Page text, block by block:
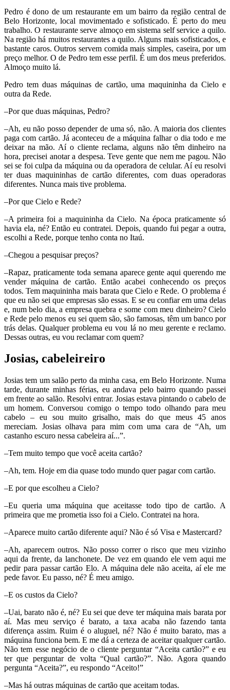
Pedro é dono de um restaurante em um bairro da região central de
Belo Horizonte, local movimentado e sofisticado. É perto do meu
trabalho. O restaurante serve almoço em sistema self service a quilo.
Na região há muitos restaurantes a quilo. Alguns mais sofisticados, e
bastante caros. Outros servem comida mais simples, caseira, por um
preço melhor. O de Pedro tem esse perfil. É um dos meus preferidos.
Almoço muito lá.
Pedro tem duas máquinas de cartão, uma maquininha da Cielo e
outra da Rede.
–Por que duas máquinas, Pedro?
–Ah, eu não posso depender de uma só, não. A maioria dos clientes
paga com cartão. Já aconteceu de a máquina falhar o dia todo e me
deixar na mão. Aí o cliente reclama, alguns não têm dinheiro na
hora, precisei anotar a despesa. Teve gente que nem me pagou. Não
sei se foi culpa da máquina ou da operadora de celular. Aí eu resolvi
ter duas maquininhas de cartão diferentes, com duas operadoras
diferentes. Nunca mais tive problema.
–Por que Cielo e Rede?
–A primeira foi a maquininha da Cielo. Na época praticamente só
havia ela, né? Então eu contratei. Depois, quando fui pegar a outra,
escolhi a Rede, porque tenho conta no Itaú.
–Chegou a pesquisar preços?
–Rapaz, praticamente toda semana aparece gente aqui querendo me
vender máquina de cartão. Então acabei conhecendo os preços
todos. Tem maquininha mais barata que Cielo e Rede. O problema é
que eu não sei que empresas são essas. E se eu confiar em uma delas
e, num belo dia, a empresa quebra e some com meu dinheiro? Cielo
e Rede pelo menos eu sei quem são, são famosas, têm um banco por
trás delas. Qualquer problema eu vou lá no meu gerente e reclamo.
Dessas outras, eu vou reclamar com quem?
Josias, cabeleireiro
Josias tem um salão perto da minha casa, em Belo Horizonte. Numa
tarde, durante minhas férias, eu andava pelo bairro quando passei
em frente ao salão. Resolvi entrar. Josias estava pintando o cabelo de
um homem. Conversou comigo o tempo todo olhando para meu
cabelo – eu sou muito grisalho, mais do que meus 45 anos
mereciam. Josias olhava para mim com uma cara de “Ah, um
castanho escuro nessa cabeleira aí...”.
–Tem muito tempo que você aceita cartão?
–Ah, tem. Hoje em dia quase todo mundo quer pagar com cartão.
–E por que escolheu a Cielo?
–Eu queria uma máquina que aceitasse todo tipo de cartão. A
primeira que me prometia isso foi a Cielo. Contratei na hora.
–Aparece muito cartão diferente aqui? Não é só Visa e Mastercard?
–Ah, aparecem outros. Não posso correr o risco que meu vizinho
aqui da frente, da lanchonete. De vez em quando ele vem aqui me
pedir para passar cartão Elo. A máquina dele não aceita, aí ele me
pede favor. Eu passo, né? É meu amigo.
–E os custos da Cielo?
–Uai, barato não é, né? Eu sei que deve ter máquina mais barata por
aí. Mas meu serviço é barato, a taxa acaba não fazendo tanta
diferença assim. Ruim é o aluguel, né? Não é muito barato, mas a
máquina funciona bem. E me dá a certeza de aceitar qualquer cartão.
Não tem esse negócio de o cliente perguntar “Aceita cartão?” e eu
ter que perguntar de volta “Qual cartão?”. Não. Agora quando
pergunta “Aceita?”, eu respondo “Aceito!”
–Mas há outras máquinas de cartão que aceitam todas.